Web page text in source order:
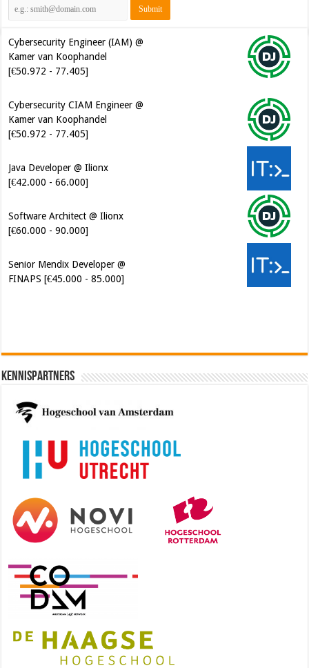
Cybersecurity Engineer (IAM) @
Kamer van Koophandel
[€50.972 - 77.405]
Cybersecurity CIAM Engineer @
Kamer van Koophandel
[€50.972 - 77.405]
Java Developer @ Ilionx
[€42.000 - 66.000]
Software Architect @ Ilionx
[€60.000 - 90.000]
Senior Mendix Developer @
FINAPS [€45.000 - 85.000]
Kennispartners